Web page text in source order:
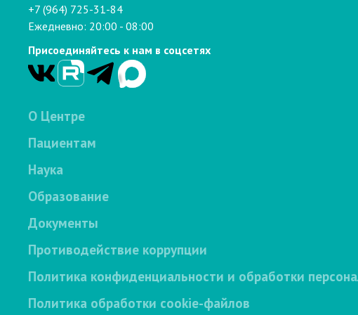
+7 (964) 725-31-84
Ежедневно: 20:00 - 08:00
Присоединяйтесь к нам в соцсетях
О Центре
Пациентам
Наука
Образование
Документы
Противодействие коррупции
Политика конфиденциальности и обработки
Политика обработки cookie-файлов